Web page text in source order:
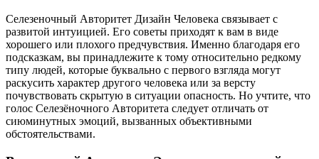
Селезеночный Авторитет Дизайн Человека связывает с
развитой интуицией. Его советы приходят к вам в виде
хорошего или плохого предчувствия. Именно благодаря его
подсказкам, вы принадлежите к тому относительно редкому
типу людей, которые буквально с первого взгляда могут
раскусить характер другого человека или за версту
почувствовать скрытую в ситуации опасность. Но учтите, что
голос Селезёночного Авторитета следует отличать от
сиюминутных эмоций, вызванных объективными
обстоятельствами.